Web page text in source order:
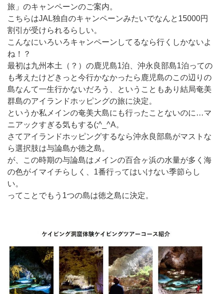
旅」のキャンペーンのご案内。
こちらはJAL独自のキャンペーンみたいでなんと15000円
割引が受けられるらしい。
こんなにいろいろキャンペーンしてるなら行くしかないよ
ね！？
最初は九州本土（？）の鹿児島1泊、沖永良部島1泊っての
も考えたけどきっと今行かなかったら鹿児島のこの辺りの
島なんて一生行かないだろう、ということもあり結局奄美
群島のアイランドホッピングの旅に決定。
というか私メインの奄美大島にも行ったことないのに…マ
ニアックすぎる気もする(;^_^A。
さてアイランドホッピングするなら沖永良部島がマストな
ら選択肢は与論島か徳之島。
が、この時期の与論島はメインの百合ヶ浜の水量が多く海
の色がイマイチらしく、1番行ってはいけない季節らし
い。
ってことでもう1つの島は徳之島に決定。